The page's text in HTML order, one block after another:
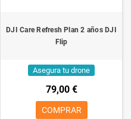
DJI Care Refresh Plan 2 años DJI
Flip
Asegura tu drone
79,00 €
COMPRAR